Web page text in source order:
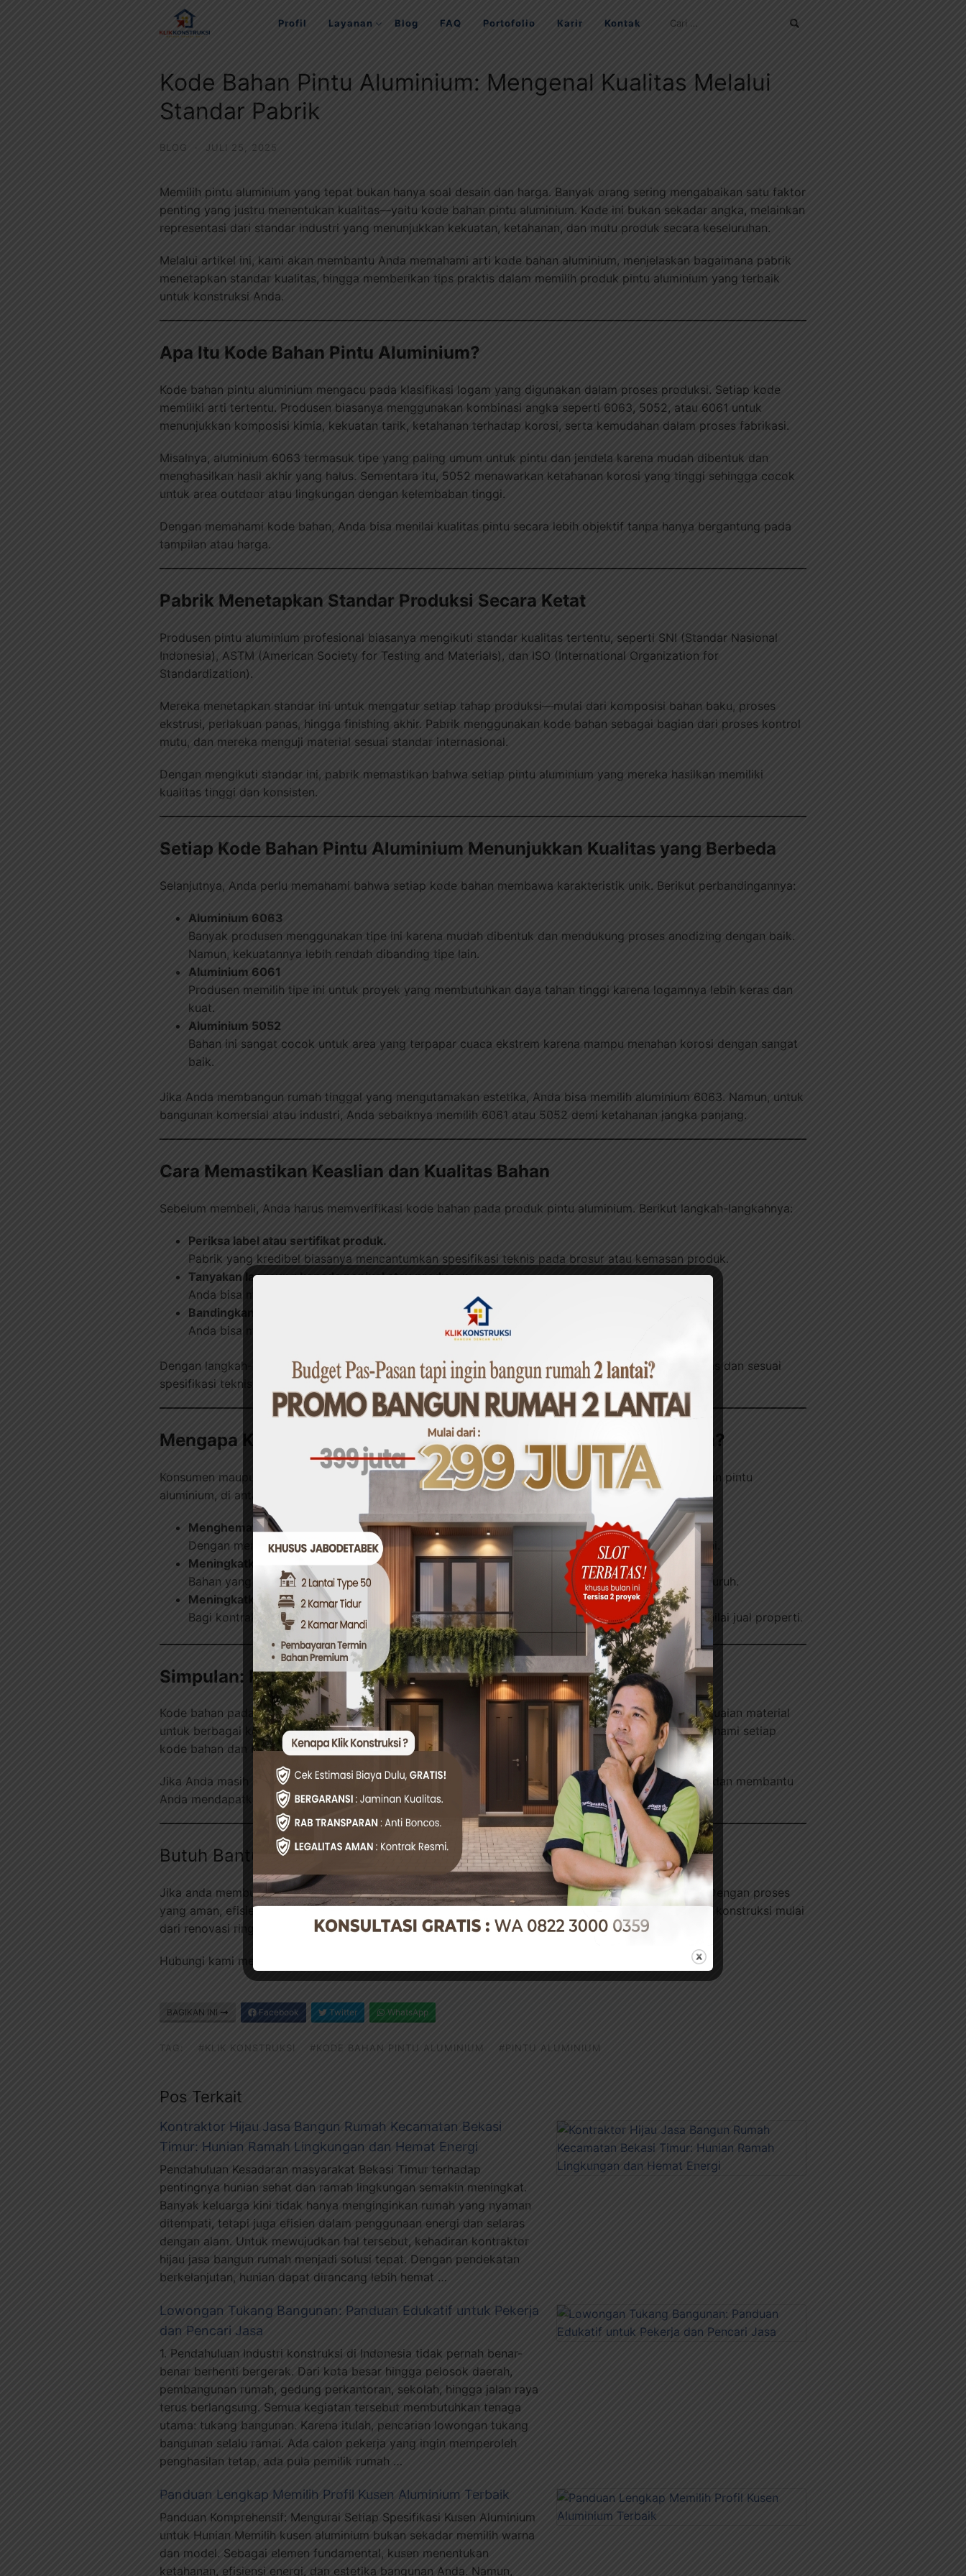
Profil Layanan Blog FAQ Portofolio Karir Kontak
Kode Bahan Pintu Aluminium: Mengenal Kualitas Melalui
Standar Pabrik
BLOG · JULI 25, 2025
Memilih pintu aluminium yang tepat bukan hanya soal desain dan harga. Banyak orang sering mengabaikan satu faktor
penting yang justru menentukan kualitas—yaitu kode bahan pintu aluminium. Kode ini bukan sekadar angka, melainkan
representasi dari standar industri yang menunjukkan kekuatan, ketahanan, dan mutu produk secara keseluruhan.
Melalui artikel ini, kami akan membantu Anda memahami arti kode bahan aluminium, menjelaskan bagaimana pabrik
menetapkan standar kualitas, hingga memberikan tips praktis dalam memilih produk pintu aluminium yang terbaik
untuk konstruksi Anda.
Apa Itu Kode Bahan Pintu Aluminium?
Kode bahan pintu aluminium mengacu pada klasifikasi logam yang digunakan dalam proses produksi. Setiap kode
memiliki arti tertentu. Produsen biasanya menggunakan kombinasi angka seperti 6063, 5052, atau 6061 untuk
menunjukkan komposisi kimia, kekuatan tarik, ketahanan terhadap korosi, serta kemudahan dalam proses fabrikasi.
Misalnya, aluminium 6063 termasuk tipe yang paling umum untuk pintu dan jendela karena mudah dibentuk dan
menghasilkan hasil akhir yang halus. Sementara itu, 5052 menawarkan ketahanan korosi yang tinggi sehingga cocok
untuk area outdoor atau lingkungan dengan kelembaban tinggi.
Dengan memahami kode bahan, Anda bisa menilai kualitas pintu secara lebih objektif tanpa hanya bergantung pada
tampilan atau harga.
Pabrik Menetapkan Standar Produksi Secara Ketat
Produsen pintu aluminium profesional biasanya mengikuti standar kualitas tertentu, seperti SNI (Standar Nasional
Indonesia), ASTM (American Society for Testing and Materials), dan ISO (International Organization for
Standardization).
Mereka menetapkan standar ini untuk mengatur setiap tahap produksi—mulai dari komposisi bahan baku, proses
ekstrusi, perlakuan panas, hingga finishing akhir. Pabrik menggunakan kode bahan sebagai bagian dari proses kontrol
mutu, dan mereka menguji material sesuai standar internasional.
Dengan mengikuti standar ini, pabrik memastikan bahwa setiap pintu aluminium yang mereka hasilkan memiliki
kualitas tinggi dan konsisten.
Setiap Kode Bahan Pintu Aluminium Menunjukkan Kualitas yang Berbeda
Selanjutnya, Anda perlu memahami bahwa setiap kode bahan membawa karakteristik unik. Berikut perbandingannya:
Aluminium 6063
Banyak produsen menggunakan tipe ini karena mudah dibentuk dan mendukung proses anodizing dengan baik.
Namun, kekuatannya lebih rendah dibanding tipe lain.
Aluminium 6061
Produsen memilih tipe ini untuk proyek yang membutuhkan daya tahan tinggi karena logamnya lebih keras dan
kuat.
Aluminium 5052
Bahan ini sangat cocok untuk area yang terpapar cuaca ekstrem karena mampu menahan korosi dengan sangat
baik.
Jika Anda membangun rumah tinggal yang mengutamakan estetika, Anda bisa memilih aluminium 6063. Namun, untuk
bangunan komersial atau industri, Anda sebaiknya memilih 6061 atau 5052 demi ketahanan jangka panjang.
Cara Memastikan Keaslian dan Kualitas Bahan
Sebelum membeli, Anda harus memverifikasi kode bahan pada produk pintu aluminium. Berikut langkah-langkahnya:
Periksa label atau sertifikat produk.
Pabrik yang kredibel biasanya mencantumkan spesifikasi teknis pada brosur atau kemasan produk.
Tanyakan langsung kepada penjual atau produsen.
Anda bisa meminta keterangan kode bahan serta bukti bahwa produk memenuhi standar.
Bandingkan dengan standar resmi.
Anda bisa mencocokkan kode bahan dengan dokumen resmi seperti standar ASTM atau SNI.
Dengan langkah-langkah ini, Anda bisa memastikan bahwa produk yang Anda beli memang berkualitas dan sesuai
spesifikasi teknis.
Mengapa Konsumen dan Kontraktor Perlu Memahami Kode Bahan?
Konsumen maupun kontraktor akan mendapatkan banyak manfaat saat mereka memahami kode bahan pintu
aluminium, di antaranya:
Menghemat biaya jangka panjang.
Dengan memilih bahan yang tepat, Anda bisa menghindari biaya perbaikan atau penggantian dini.
Meningkatkan presisi desain dan keamanan bangunan.
Bahan yang berkualitas memperkuat struktur dan mendukung tampilan bangunan secara menyeluruh.
Meningkatkan reputasi proyek.
Bagi kontraktor, penggunaan material bersertifikat dapat meningkatkan kepercayaan klien dan nilai jual properti.
Simpulan: Pilih Kode Pintu Aluminium Sesuai Standar
Kode bahan pada pintu aluminium memberikan gambaran nyata tentang kekuatan, kualitas, dan kesesuaian material
untuk berbagai kebutuhan bangunan. Anda bisa membuat keputusan yang lebih cerdas dengan memahami setiap
kode bahan dan bagaimana pabrik menetapkan standarnya.
Jika Anda masih ragu memilih bahan yang tepat, hubungi tim kami. Kami siap memberikan konsultasi dan membantu
Anda mendapatkan produk pintu aluminium berkode standar terbaik.
Butuh Bantuan Profesional untuk Proyek Anda?
Jika anda membutuhkan jasa tukang bangunan yang terpercaya, timKlik Konstruksisiap membantu. Dengan proses
yang aman, efisien, dan bergaransi. Berbasis di Bogor, namun kami siap melayani berbagai kebutuhan konstruksi mulai
dari renovasi ringan hingga pembangunan total dari nol.
Hubungi kami melalui
BAGIKAN INI Facebook Twitter WhatsApp
TAG: #KLIK KONSTRUKSI #KODE BAHAN PINTU ALUMINIUM #PINTU ALUMINIUM
Pos Terkait
Kontraktor Hijau Jasa Bangun Rumah Kecamatan Bekasi
Timur: Hunian Ramah Lingkungan dan Hemat Energi
Pendahuluan Kesadaran masyarakat Bekasi Timur terhadap
pentingnya hunian sehat dan ramah lingkungan semakin meningkat.
Banyak keluarga kini tidak hanya menginginkan rumah yang nyaman
ditempati, tetapi juga efisien dalam penggunaan energi dan selaras
dengan alam. Untuk mewujudkan hal tersebut, kehadiran kontraktor
hijau jasa bangun rumah menjadi solusi tepat. Dengan pendekatan
berkelanjutan, hunian dapat dirancang lebih hemat …
Lowongan Tukang Bangunan: Panduan Edukatif untuk Pekerja
dan Pencari Jasa
1. Pendahuluan Industri konstruksi di Indonesia tidak pernah benar-
benar berhenti bergerak. Dari kota besar hingga pelosok daerah,
pembangunan rumah, gedung perkantoran, sekolah, hingga jalan raya
terus berlangsung. Semua kegiatan tersebut membutuhkan tenaga
utama: tukang bangunan. Karena itulah, pencarian lowongan tukang
bangunan selalu ramai. Ada calon pekerja yang ingin memperoleh
penghasilan tetap, ada pula pemilik rumah …
Panduan Lengkap Memilih Profil Kusen Aluminium Terbaik
Panduan Komprehensif: Mengurai Setiap Spesifikasi Kusen Aluminium
untuk Hunian Memilih kusen aluminium bukan sekadar memilih warna
dan model. Sebagai elemen fundamental, kusen menentukan
ketahanan, efisiensi energi, dan estetika bangunan Anda. Namun,